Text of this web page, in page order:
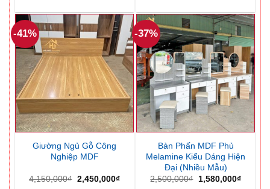
là:
4,200,000₫.
tại
là:
2,850,000₫.
là:
5,000,000₫.
tại
là:
-41%
Giường Ngủ Gỗ Công
Nghiệp MDF
4,150,000₫ Giá
2,450,000₫Giá
-37%
Bàn Phấn MDF Phủ
Melamine Kiểu Dáng Hiện
Đại (Nhiều Mẫu)
2,500,000₫
Giá
1,580,000₫Giá